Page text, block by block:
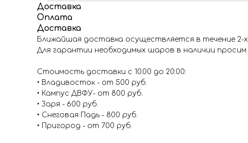
Доставка
Оплата
Доставка
Ближайшая доставка осуществляется в течение 2-
Для гарантии необходимых шаров в наличии просим
Стоимость доставки с 10.00 до 20:00:
• Владивосток - от 500 руб.
• Кампус ДВФУ- от 800 руб.
• Заря - 600 руб.
• Снеговая Падь - 800 руб.
• Пригород - от 700 руб.